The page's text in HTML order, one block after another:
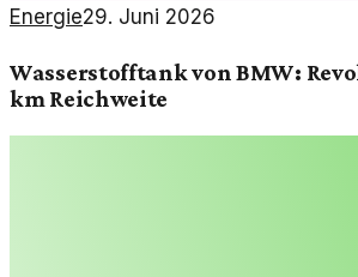
Energie29. Juni 2026
Wasserstofftank von BMW:
km Reichweite